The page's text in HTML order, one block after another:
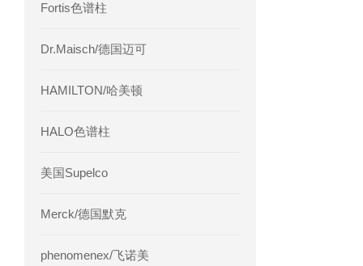
Fortis色谱柱
Dr.Maisch/德国迈可
HAMILTON/哈美顿
HALO色谱柱
美国Supelco
Merck/德国默克
phenomenex/飞诺美